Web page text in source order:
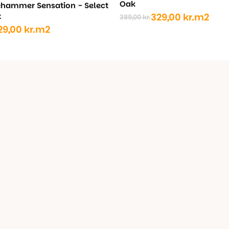
Sensation - Select
kr.m2
Oak
389,00kr.
Den
329,00 kr.
Den
m2